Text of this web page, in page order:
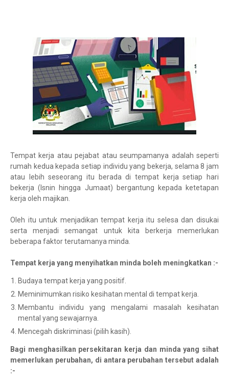
Tempat kerja atau pejabat atau seumpamanya adalah seperti
rumah kedua kepada setiap individu yang bekerja, selama 8 jam
atau lebih seseorang itu berada di tempat kerja setiap hari
bekerja (Isnin hingga Jumaat) bergantung kepada ketetapan
kerja oleh majikan.
Oleh itu untuk menjadikan tempat kerja itu selesa dan disukai
serta menjadi semangat untuk kita berkerja memerlukan
beberapa faktor terutamanya minda.
Tempat kerja yang menyihatkan minda boleh meningkatkan :-
Budaya tempat kerja yang positif.
Meminimumkan risiko kesihatan mental di tempat kerja.
Membantu individu yang mengalami masalah kesihatan
mental yang sewajarnya.
Mencegah diskriminasi (pilih kasih).
Bagi menghasilkan persekitaran kerja dan minda yang sihat
memerlukan perubahan, di antara perubahan tersebut adalah
:-